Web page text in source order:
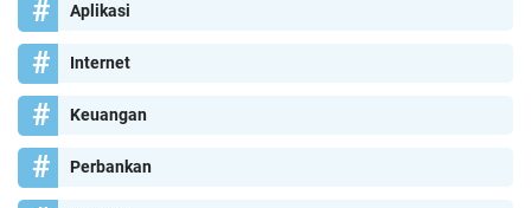
Aplikasi
Internet
Keuangan
Perbankan